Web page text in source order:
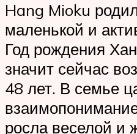
Hang Mioku
маленькой и
Год рождения
значит сейчас
48 лет. В семье
росла веселой и